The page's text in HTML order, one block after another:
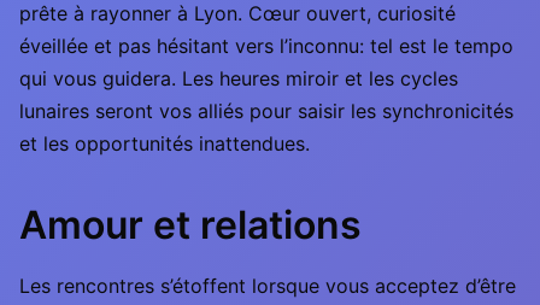
prête à rayonner à Lyon. Cœur ouvert, curiosité
éveillée et pas hésitant vers l’inconnu: tel est le tempo
qui vous guidera. Les heures miroir et les cycles
lunaires seront vos alliés pour saisir les synchronicités
et les opportunités inattendues.
Amour et relations
Les rencontres s’étoffent lorsque vous acceptez d’être